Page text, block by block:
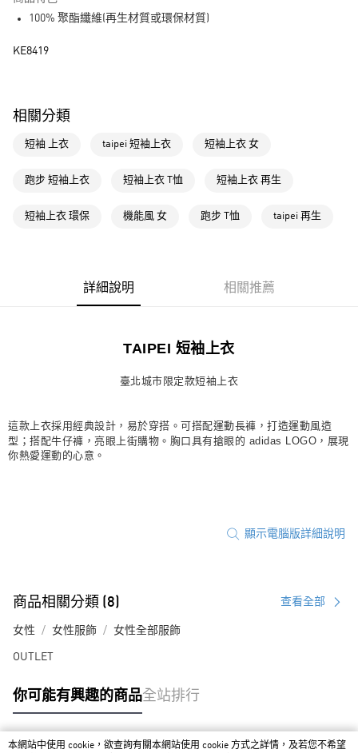
運送方式
付款後全家取貨
付款後萊爾富取貨
每筆NT$80，滿NT$1,500(含以上)免運費
宅配
每筆NT$80，滿NT$1,500(含以上)免運費
100% 聚酯纖維(再生材質或環保材質)
KE8419
相關分類
短袖 上衣 taipei 短袖上衣 短袖上衣 女
跑步 短袖上衣 短袖上衣 T恤 短袖上衣 再生
短袖上衣 環保 機能風 女 跑步 T恤 taipei 再生
詳細說明 相關推薦
TAIPEI 短袖上衣
臺北城市限定款短袖上衣
這款上衣採用經典設計，易於穿搭。可搭配運動長褲，打造運動風造
型；搭配牛仔褲，亮眼上街購物。胸口具有搶眼的 adidas LOGO，展現
你熱愛運動的心意。
顯示電腦版詳細說明
商品相關分類 (8) 查看全部
女性 女性服飾 女性全部服飾
OUTLET
你可能有興趣的商品全站排行
本網站中使用 cookie，欲查詢有關本網站使用 cookie 方式之詳情，及若您不希望